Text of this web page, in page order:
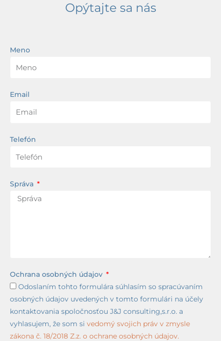
Opýtajte sa nás
Meno
Email
Telefón
Správa
Ochrana osobných údajov
Odoslaním tohto formulára súhlasím so spracúvaním
osobných údajov uvedených v tomto formulári na účely
kontaktovania spoločnosťou J&J consulting,s.r.o. a
vyhlasujem, že som si vedomý svojich práv v zmysle
zákona č. 18/2018 Z.z. o ochrane osobných údajov.